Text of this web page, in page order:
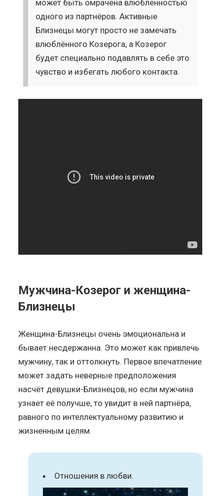
может быть омрачена влюблённостью
одного из партнёров. Активные
Близнецы могут просто не замечать
влюблённого Козерога, а Козерог
будет специально подавлять в себе это
чувство и избегать любого контакта.
Мужчина-Козерог и женщина-
Близнецы
Женщина-Близнецы очень эмоциональна и
бывает несдержанна. Это может как привлечь
мужчину, так и оттолкнуть. Первое впечатление
может задать неверные предположения
насчёт девушки-Близнецов, но если мужчина
узнает её получше, то увидит в ней партнёра,
равного по интеллектуальному развитию и
жизненным целям.
Отношения в любви.